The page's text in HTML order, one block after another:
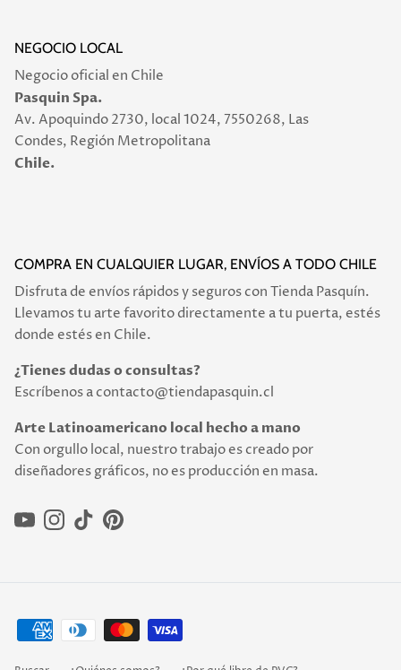
NEGOCIO LOCAL
Negocio oficial en Chile
Pasquin Spa.
Av. Apoquindo 2730, local 1024, 7550268, Las
Condes, Región Metropolitana
Chile.
COMPRA EN CUALQUIER LUGAR, ENVÍOS A TODO CHILE
Disfruta de envíos rápidos y seguros con Tienda Pasquín.
Llevamos tu arte favorito directamente a tu puerta, estés
donde estés en Chile.
¿Tienes dudas o consultas?
Escríbenos a contacto@tiendapasquin.cl
Arte Latinoamericano local hecho a mano
Con orgullo local, nuestro trabajo es creado por
diseñadores gráficos, no es producción en masa.
YouTubeInstagram
TikTokPinterest